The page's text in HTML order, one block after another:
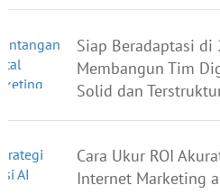
Siap Beradaptasi di
Membangun Tim
Solid dan
Cara Ukur ROI
Internet Marketing